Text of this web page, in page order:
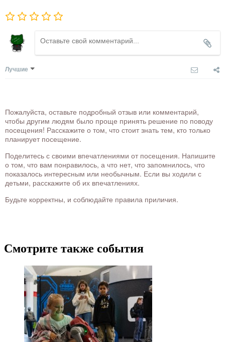
Лучшие
Пожалуйста, оставьте подробный отзыв или комментарий,
чтобы другим людям было проще принять решение по поводу
посещения! Расскажите о том, что стоит знать тем, кто только
планирует посещение.
Поделитесь с своими впечатлениями от посещения. Напишите
о том, что вам понравилось, а что нет, что запомнилось, что
показалось интересным или необычным. Если вы ходили с
детьми, расскажите об их впечатлениях.
Будьте корректны, и соблюдайте правила приличия.
Смотрите также события